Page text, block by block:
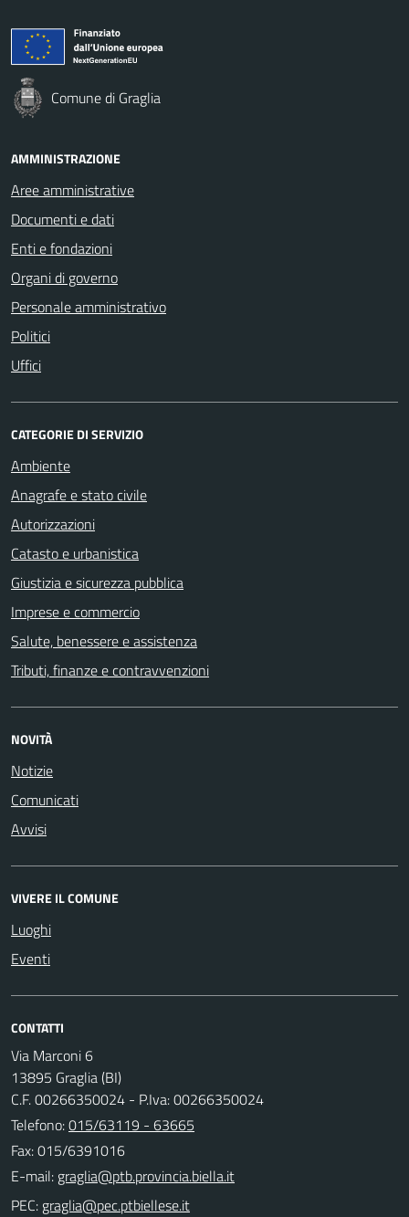
Comune di Graglia
AMMINISTRAZIONE
Aree amministrative
Documenti e dati
Enti e fondazioni
Organi di governo
Personale amministrativo
Politici
Uffici
CATEGORIE DI SERVIZIO
Ambiente
Anagrafe e stato civile
Autorizzazioni
Catasto e urbanistica
Giustizia e sicurezza pubblica
Imprese e commercio
Salute, benessere e assistenza
Tributi, finanze e contravvenzioni
NOVITÀ
Notizie
Comunicati
Avvisi
VIVERE IL COMUNE
Luoghi
Eventi
CONTATTI
Via Marconi 6
13895 Graglia (BI)
C.F. 00266350024 - P.Iva: 00266350024
Telefono:015/63119 - 63665
Fax: 015/6391016
E-mail:
PEC: